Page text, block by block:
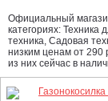
Официальный
категориях: Техника
техника, Садовая
низким ценам от 290
из них сейчас в